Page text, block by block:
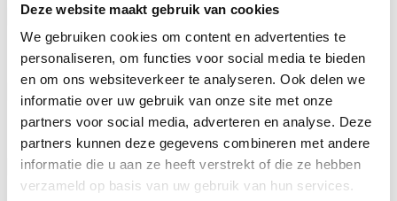
Deze website maakt gebruik van cookies
We gebruiken cookies om content en advertenties te
personaliseren, om functies voor social media te bieden
en om ons websiteverkeer te analyseren. Ook delen we
informatie over uw gebruik van onze site met onze
partners voor social media, adverteren en analyse. Deze
partners kunnen deze gegevens combineren met andere
informatie die u aan ze heeft verstrekt of die ze hebben
verzameld op basis van uw gebruik van hun services.
Uw woonplaats (verplicht)
Uw email (verplicht)